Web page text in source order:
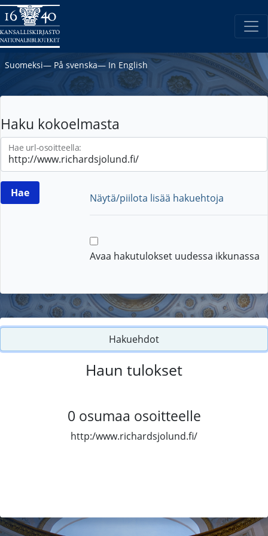
Suomeksi― På svenska― In English
Haku kokoelmasta
Hae url-osoitteella:
Näytä/piilota lisää hakuehtoja
Avaa hakutulokset uudessa ikkunassa
Hakuehdot
Haun tulokset
0 osumaa osoitteelle
http:/www.richardsjolund.fi/